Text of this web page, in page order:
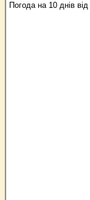
Погода на 10 днів від